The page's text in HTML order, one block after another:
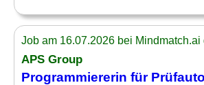
Job am 16.07.2026 bei Mindmatch.ai
APS Group
Programmiererin für